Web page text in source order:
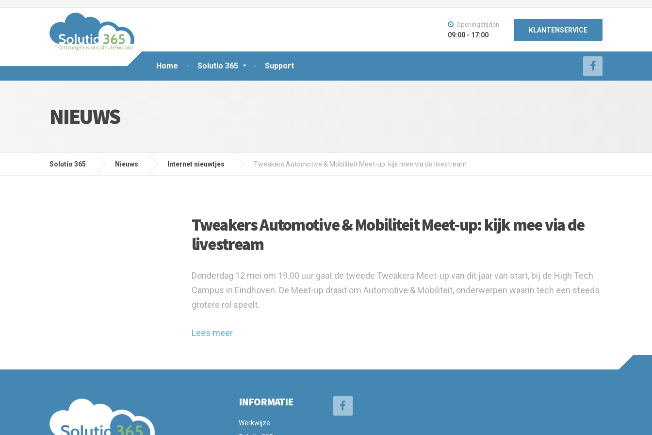
Home Solutio 365 Support
Openingstijden
09:00 - 17:00
KLANTENSERVICE
NIEUWS
Solutio 365 Nieuws Internet nieuwtjes Tweakers Automotive & Mobiliteit Meet-up: kijk mee via de livestream
Tweakers Automotive & Mobiliteit Meet-up: kijk mee via de
livestream
Donderdag 12 mei om 19.00 uur gaat de tweede Tweakers Meet-up van dit jaar van start, bij de High Tech
Campus in Eindhoven. De Meet-up draait om Automotive & Mobiliteit, onderwerpen waarin tech een steeds
grotere rol speelt.
Lees meer
INFORMATIE
Werkwijze